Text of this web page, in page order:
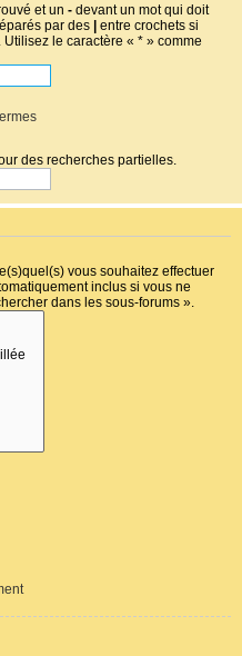
et un - devant un mot qui doit
par des | entre crochets si
le caractère « * » comme
des recherches partielles.
vous souhaitez effectuer
inclus si vous ne
dans les sous-forums ».